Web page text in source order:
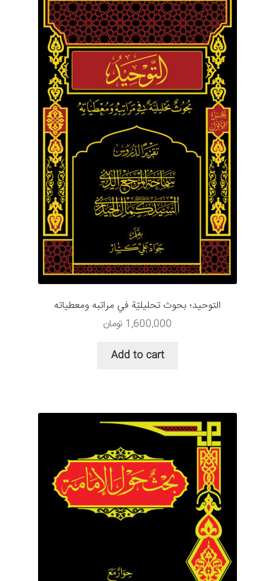
التوحيد؛ بحوث تحليليّة في مراتبه ومعطياته
1,600,000 تومان
Add to cart